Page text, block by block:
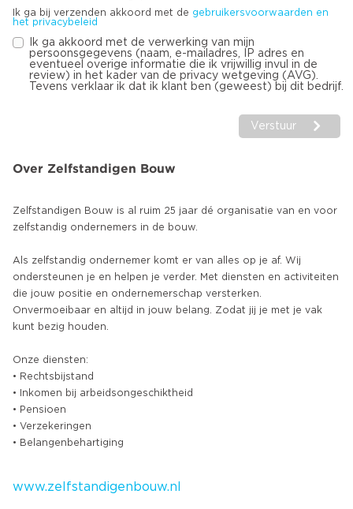
Ik ga bij verzenden akkoord met de gebruikersvoorwaarden en
het privacybeleid
Ik ga akkoord met de verwerking van mijn
persoonsgegevens (naam, e-mailadres, IP adres en
eventueel overige informatie die ik vrijwillig invul in de
review) in het kader van de privacy wetgeving (AVG).
Tevens verklaar ik dat ik klant ben (geweest) bij dit bedrijf.
Verstuur
Over Zelfstandigen Bouw
Zelfstandigen Bouw is al ruim 25 jaar dé organisatie van en voor
zelfstandig ondernemers in de bouw.
Als zelfstandig ondernemer komt er van alles op je af. Wij
ondersteunen je en helpen je verder. Met diensten en activiteiten
die jouw positie en ondernemerschap versterken.
Onvermoeibaar en altijd in jouw belang. Zodat jij je met je vak
kunt bezig houden.
Onze diensten:
• Rechtsbijstand
• Inkomen bij arbeidsongeschiktheid
• Pensioen
• Verzekeringen
• Belangenbehartiging
www.zelfstandigenbouw.nl